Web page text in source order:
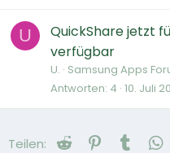
U
QuickShare jetzt
verfügbar
U. Samsung Apps
Antworten 4 10. Juli
Teilen: Reddit Pinterest
Tumblr